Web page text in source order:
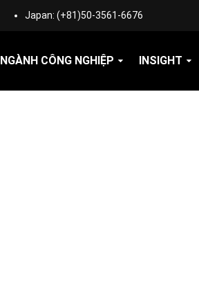
Japan: (+81)50-3561-6676
NGÀNH CÔNG NGHIỆP INSIGHT